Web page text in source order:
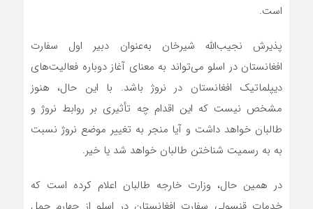
است.
پذیرش نجیب‌الله شیرخان به‌عنوان دبیر اول سفارت
افغانستان در اسلو می‌تواند به معنای آغاز دوباره فعالیت‌های
دیپلماتیک افغانستان در نروژ باشد. با این حال، هنوز
مشخص نیست که این اقدام چه تأثیری بر روابط نروژ و
طالبان خواهد داشت و آیا منجر به تغییر موضع نروژ نسبت
به به رسمیت شناختن طالبان خواهد شد یا خیر.
در همین حال، وزارت خارجه طالبان اعلام کرده است که